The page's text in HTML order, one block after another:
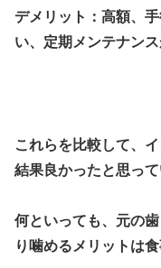
デメリット：高額、
い、定期メンテナン
これらを比較して、
結果良かったと思って
何といっても、元の
り噛めるメリットは